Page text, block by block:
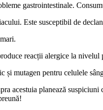
gastrointestinale.
Este susceptibil de
reacții alergice la
și mutagen pentru celulele
acestuia planează